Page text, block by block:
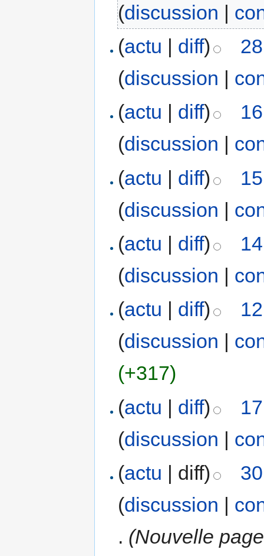
(discussion |
(actu | diff)
(discussion |
(actu | diff)
(discussion |
(actu | diff)
(discussion |
(actu | diff)
(discussion |
(actu diff)
(discussion
(+317)
(actu | diff)
(discussion |
(actu | diff)
(discussion |
. (Nouvelle